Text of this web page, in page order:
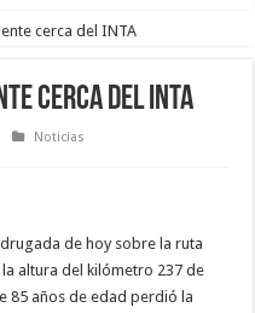
cerca del INTA
cerca del INTA
Noticias
de hoy sobre la ruta
altura del kilómetro 237 de
85 años de edad perdió la